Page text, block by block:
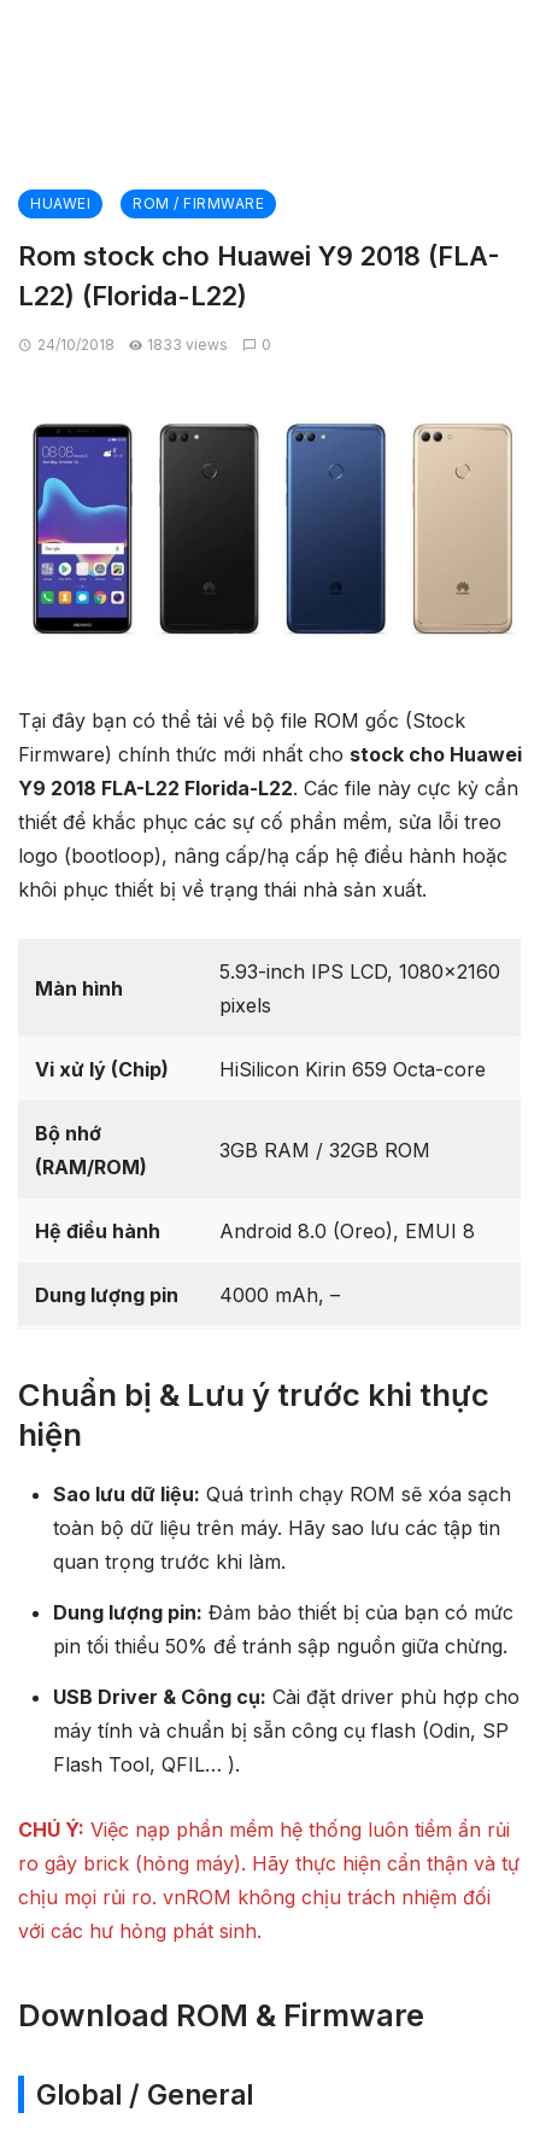
HUAWEI ROM / FIRMWARE
Rom stock cho Huawei Y9 2018 (FLA-
L22) (Florida-L22)
24/10/2018 1833 views 0
Tại đây bạn có thể tải về bộ file ROM gốc (Stock
Firmware) chính thức mới nhất cho stock cho Huawei
Y9 2018 FLA-L22 Florida-L22. Các file này cực kỳ cần
thiết để khắc phục các sự cố phần mềm, sửa lỗi treo
logo (bootloop), nâng cấp/hạ cấp hệ điều hành hoặc
khôi phục thiết bị về trạng thái nhà sản xuất.
Màn hình
5.93-inch IPS LCD, 1080×2160
pixels
Vi xử lý (Chip) HiSilicon Kirin 659 Octa-core
Bộ nhớ
(RAM/ROM)
3GB RAM / 32GB ROM
Hệ điều hành Android 8.0 (Oreo), EMUI 8
Dung lượng pin 4000 mAh, –
Chuẩn bị & Lưu ý trước khi thực
hiện
Sao lưu dữ liệu: Quá trình chạy ROM sẽ xóa sạch
toàn bộ dữ liệu trên máy. Hãy sao lưu các tập tin
quan trọng trước khi làm.
Dung lượng pin: Đảm bảo thiết bị của bạn có mức
pin tối thiểu 50% để tránh sập nguồn giữa chừng.
USB Driver & Công cụ: Cài đặt driver phù hợp cho
máy tính và chuẩn bị sẵn công cụ flash (Odin, SP
Flash Tool, QFIL… ).
CHÚ Ý: Việc nạp phần mềm hệ thống luôn tiềm ẩn rủi
ro gây brick (hỏng máy). Hãy thực hiện cẩn thận và tự
chịu mọi rủi ro. vnROM không chịu trách nhiệm đối
với các hư hỏng phát sinh.
Download ROM & Firmware
Global / General